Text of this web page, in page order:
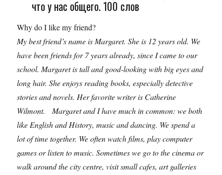
что у нас общего. 100 слов
Why do I like my friend?
My best friend’s name is Margaret. She is 12 years old. We
have been friends for 7 years already, since I came to our
school. Margaret is tall and good-looking with big eyes and
long hair. She enjoys reading books, especially detective
stories and novels. Her favorite writer is Catherine
Wilmont.
Margaret and I have much in common: we both
like English and History, music and dancing. We spend a
lot of time together. We often watch films, play computer
games or listen to music. Sometimes we go to the cinema or
walk around the city centre, visit small cafes, art galleries